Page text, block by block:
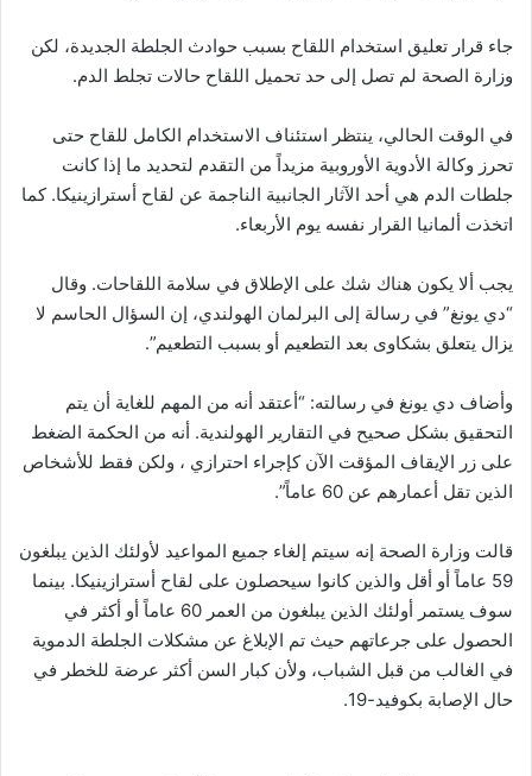
جاء قرار تعليق استخدام اللقاح بسبب حوادث الجلطة الجديدة، لكن
وزارة الصحة لم تصل إلى حد تحميل اللقاح حالات تجلط الدم.
في الوقت الحالي، ينتظر استئناف الاستخدام الكامل للقاح حتى
تحرز وكالة الأدوية الأوروبية مزيداً من التقدم لتحديد ما إذا كانت
جلطات الدم هي أحد الآثار الجانبية الناجمة عن لقاح أسترازينيكا. كما
اتخذت ألمانيا القرار نفسه يوم الأربعاء.
يجب ألا يكون هناك شك على الإطلاق في سلامة اللقاحات. وقال
“دي يونغ” في رسالة إلى البرلمان الهولندي، إن السؤال الحاسم لا
يزال يتعلق بشكاوى بعد التطعيم أو بسبب التطعيم”.
وأضاف دي يونغ في رسالته: “أعتقد أنه من المهم للغاية أن يتم
التحقيق بشكل صحيح في التقارير الهولندية. أنه من الحكمة الضغط
على زر الإيقاف المؤقت الآن كإجراء احترازي ، ولكن فقط للأشخاص
الذين تقل أعمارهم عن 60 عاماً”.
قالت وزارة الصحة إنه سيتم إلغاء جميع المواعيد لأولئك الذين يبلغون
59 عاماً أو أقل والذين كانوا سيحصلون على لقاح أسترازينيكا. بينما
سوف يستمر أولئك الذين يبلغون من العمر 60 عاماً أو أكثر في
الحصول على جرعاتهم حيث تم الإبلاغ عن مشكلات الجلطة الدموية
في الغالب من قبل الشباب، ولأن كبار السن أكثر عرضة للخطر في
حال الإصابة بكوفيد-19.